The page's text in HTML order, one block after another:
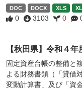
DOC DOCX XLS
0 3103 0
【秋田県】令和４
固定資産台帳の整備と
よる財務書類（「貸借
変動計算書」及び「資